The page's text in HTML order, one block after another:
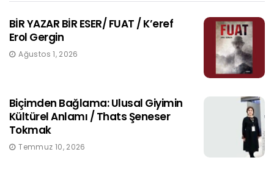
BİR YAZAR BİR ESER/ FUAT / K’eref
Erol Gergin
Ağustos 1, 2026
Biçimden Bağlama: Ulusal Giyimin
Kültürel Anlamı / Thats Şeneser
Tokmak
Temmuz 10, 2026